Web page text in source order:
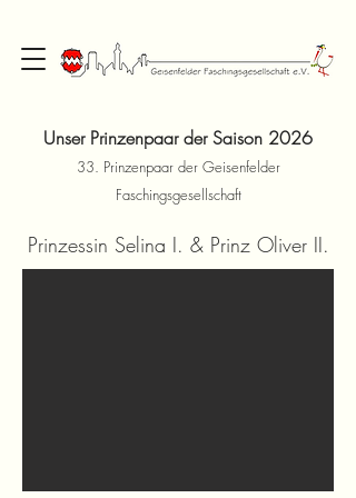
Unser Prinzenpaar der Saison 2026
33. Prinzenpaar der Geisenfelder
Faschingsgesellschaft
Prinzessin Selina I. & Prinz Oliver II.